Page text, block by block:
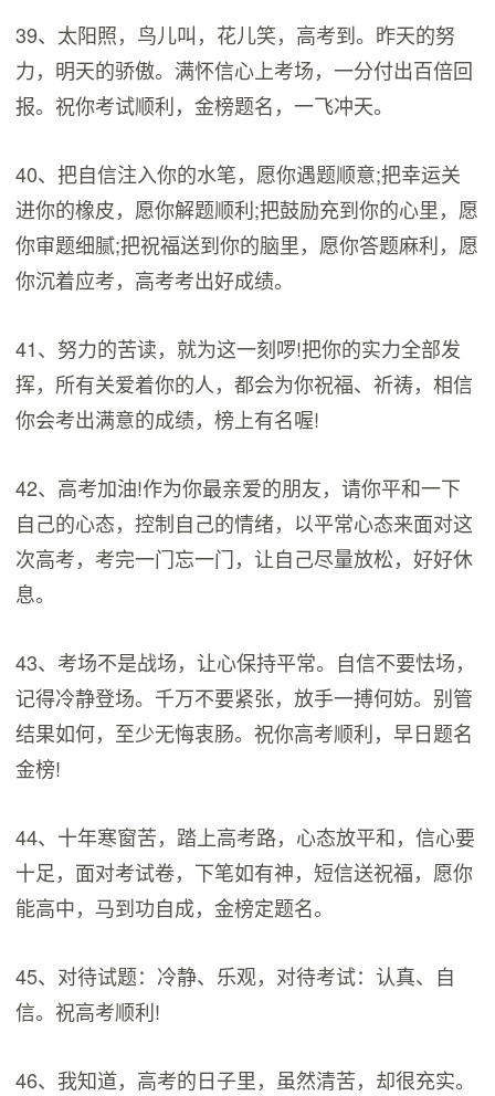
39、太阳照，鸟儿叫，花儿笑，高考到。昨天的努
力，明天的骄傲。满怀信心上考场，一分付出百倍回
报。祝你考试顺利，金榜题名，一飞冲天。
40、把自信注入你的水笔，愿你遇题顺意;把幸运关
进你的橡皮，愿你解题顺利;把鼓励充到你的心里，愿
你审题细腻;把祝福送到你的脑里，愿你答题麻利，愿
你沉着应考，高考考出好成绩。
41、努力的苦读，就为这一刻啰!把你的实力全部发
挥，所有关爱着你的人，都会为你祝福、祈祷，相信
你会考出满意的成绩，榜上有名喔!
42、高考加油!作为你最亲爱的朋友，请你平和一下
自己的心态，控制自己的情绪，以平常心态来面对这
次高考，考完一门忘一门，让自己尽量放松，好好休
息。
43、考场不是战场，让心保持平常。自信不要怯场，
记得冷静登场。千万不要紧张，放手一搏何妨。别管
结果如何，至少无悔衷肠。祝你高考顺利，早日题名
金榜!
44、十年寒窗苦，踏上高考路，心态放平和，信心要
十足，面对考试卷，下笔如有神，短信送祝福，愿你
能高中，马到功自成，金榜定题名。
45、对待试题：冷静、乐观，对待考试：认真、自
信。祝高考顺利!
46、我知道，高考的日子里，虽然清苦，却很充实。